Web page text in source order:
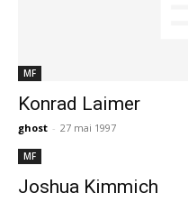
MF
Konrad Laimer
ghost - 27 mai 1997
MF
Joshua Kimmich